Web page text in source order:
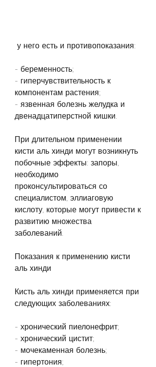
у него есть и противопоказания:
- беременность;
- гиперчувствительность к
компонентам растения;
- язвенная болезнь желудка и
двенадцатиперстной кишки.
При длительном применении
кисти аль хинди могут возникнуть
побочные эффекты: запоры,
необходимо
проконсультироваться со
специалистом, эллиаговую
кислоту, которые могут привести к
развитию множества
заболеваний.
Показания к применению кисти
аль хинди
Кисть аль хинди применяется при
следующих заболеваниях:
- хронический пиелонефрит;
- хронический цистит;
- мочекаменная болезнь;
- гипертония;